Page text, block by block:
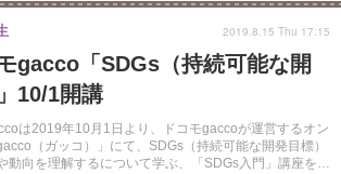
高校受験 中学受験 小学校受験
全国公立高校 過去問 人気記事
） 自由研究教材（中学生向け）
gacco「SDGs（持続可能な開
10/1開講
は2019年10月1日より、ドコモgaccoが運営するオン
（ガッコ）」にて、SDGs（持続可能な開発目標）
動向を理解するについて学ぶ、「SDGs入門」講座を開
2019.8.15 Thu 17:15